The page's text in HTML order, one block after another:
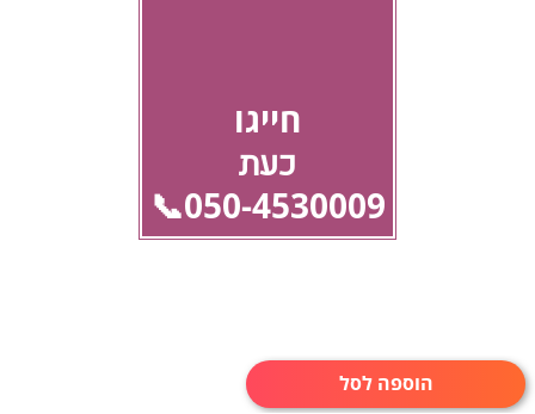
חייגו
כעת
050-4530009📞
הוספה לסל